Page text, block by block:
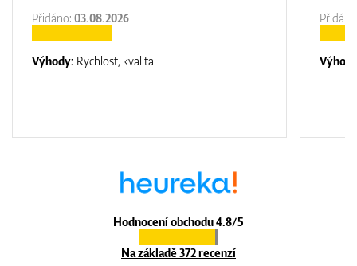
Hodnocení obchodu 4.8/5
Na základě 372 recenzí
Přidáno: 03.08.2026
Výhody: Rychlost, kvalita